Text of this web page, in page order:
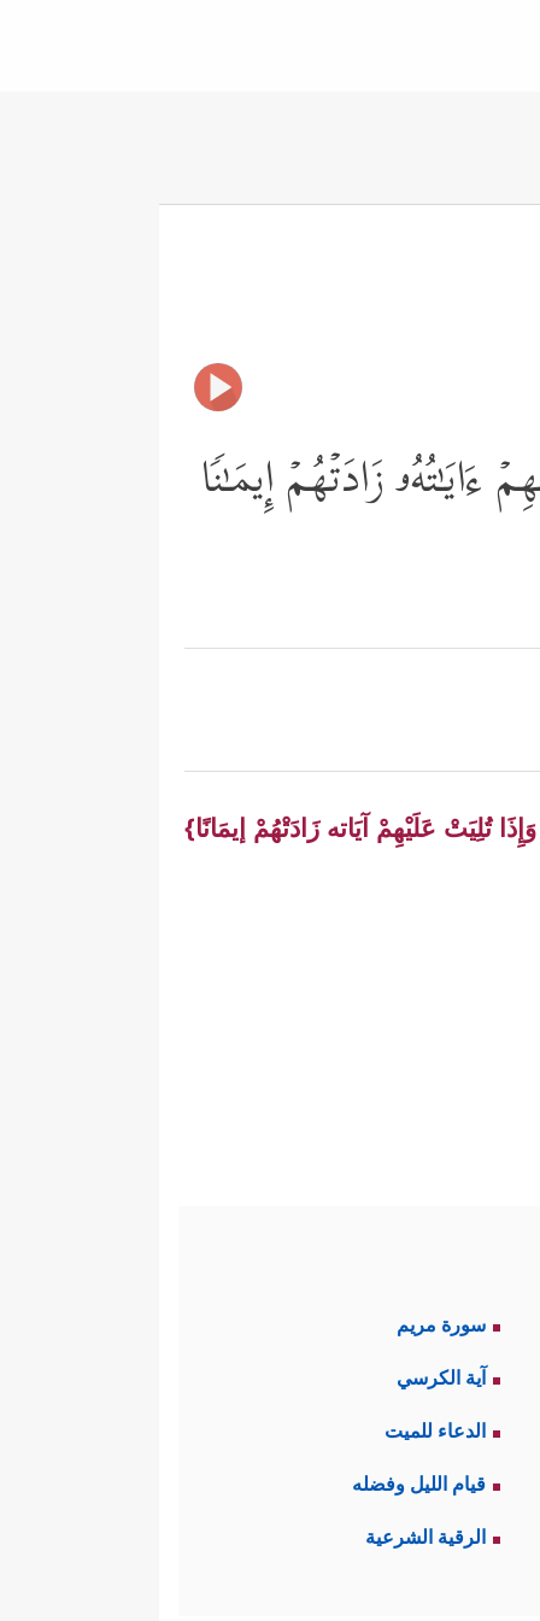
زَادَتۡهُمۡ إِیمَـٰنࣰا
تُلِيَتْ عَلَيْهِمْ آيَاته زَادَتْهُمْ إيمَانًا}
سورة مريم
آية الكرسي
الدعاء للميت
قيام الليل وفضله
الرقية الشرعية